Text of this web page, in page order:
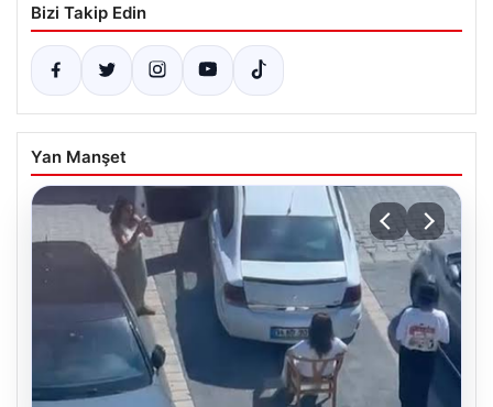
Bizi Takip Edin
Yan Manşet